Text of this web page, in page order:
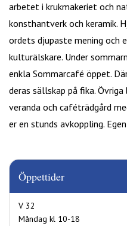
arbetet i krukmakeriet och
konsthantverk och keramik.
ordets djupaste mening och
kulturälskare. Under
enkla Sommarcafé öppet.
deras sällskap på fika.
veranda och caféträdgård
er en stunds avkoppling.
Öppettider
V 32
Måndag kl 10-18